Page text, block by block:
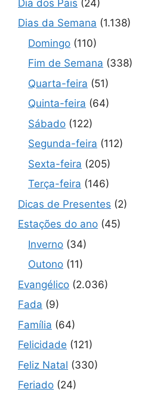
Dia dos Pais (24)
Dias da Semana (1.138)
Domingo (110)
Fim de Semana (338)
Quarta-feira (51)
Quinta-feira (64)
Sábado (122)
Segunda-feira (112)
Sexta-feira (205)
Terça-feira (146)
Dicas de Presentes (2)
Estações do ano (45)
Inverno (34)
Outono (11)
Evangélico (2.036)
Fada (9)
Família (64)
Felicidade (121)
Feliz Natal (330)
Feriado (24)